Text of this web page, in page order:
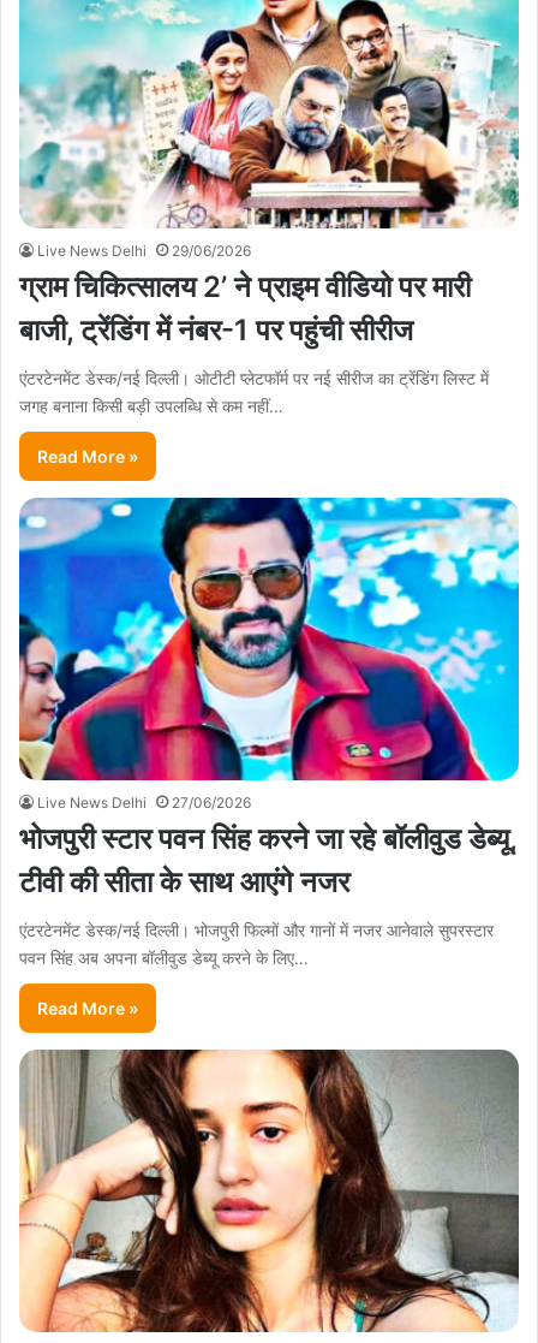
Live News Delhi 29/06/2026
ग्राम चिकित्सालय 2’ ने प्राइम वीडियो पर मारी
बाजी, ट्रेंडिंग में नंबर-1 पर पहुंची सीरीज
एंटरटेनमेंट डेस्क/नई दिल्ली। ओटीटी प्लेटफॉर्म पर नई सीरीज का ट्रेंडिंग लिस्ट में
जगह बनाना किसी बड़ी उपलब्धि से कम नहीं…
Read More »
Live News Delhi 27/06/2026
भोजपुरी स्टार पवन सिंह करने जा रहे बॉलीवुड डेब्यू,
टीवी की सीता के साथ आएंगे नजर
एंटरटेनमेंट डेस्क/नई दिल्ली। भोजपुरी फिल्मों और गानों में नजर आनेवाले सुपरस्टार
पवन सिंह अब अपना बॉलीवुड डेब्यू करने के लिए…
Read More »